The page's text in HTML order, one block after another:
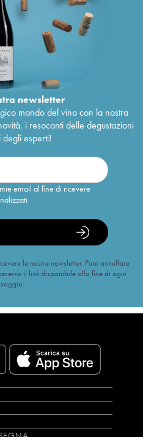
newsletter
mondo del vino con la nostra
i resoconti delle degustazioni
esperti!
email al fine di ricevere
le nostre newsletter. Puoi annullare
il link disponibile alla fine di ogni